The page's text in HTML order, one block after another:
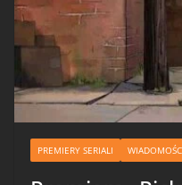
PREMIERY SERIALI